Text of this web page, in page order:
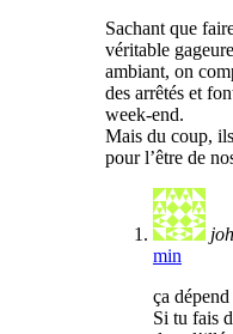
Sachant que
véritable
ambiant, on
des arrêtés et
week-end.
Mais du coup,
pour l’être de
min
ça dépend
Si tu fais